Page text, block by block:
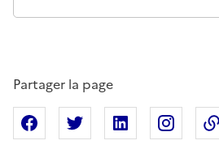
Partager la page
Partager sur Facebook
Partager sur XPartager sur